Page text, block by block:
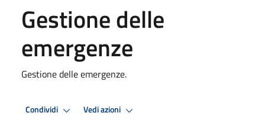
Gestione delle
emergenze
Gestione delle emergenze.
Condividi Vedi azioni